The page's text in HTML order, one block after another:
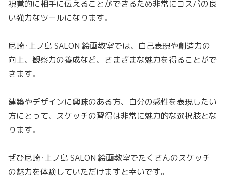
視覚的に相手に伝えることができるため非常にコスパの良
い強力なツールになります。
尼崎･上ノ島 SALON 絵画教室では、自己表現や創造力の
向上、観察力の養成など、さまざまな魅力を得ることがで
きます。
建築やデザインに興味のある方、自分の感性を表現したい
方にとって、スケッチの習得は非常に魅力的な選択肢とな
ります。
ぜひ尼崎･上ノ島 SALON 絵画教室でたくさんのスケッチ
の魅力を体験していただけますと幸いです。